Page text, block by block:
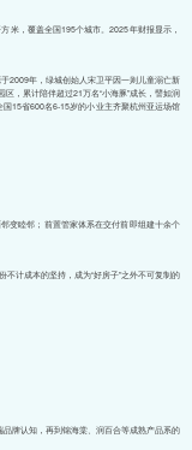
米，覆盖全国195个城市。2025年财报显示，
2009年，绿城创始人宋卫平因一则儿童溺亡新
，累计陪伴超过21万名“小海豚”成长，譬如润
15省600名6-15岁的小业主齐聚杭州亚运场馆
邻变睦邻；前置管家体系在交付前即组建十余个
计成本的坚持，成为“好房子”之外不可复制的
牌认知，再到锦海棠、润百合等成熟产品系的